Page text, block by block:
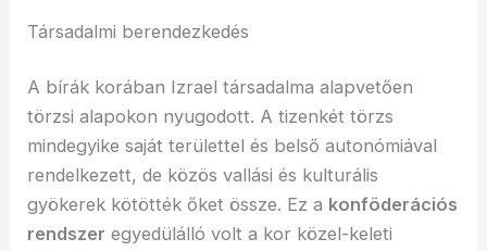
Társadalmi berendezkedés
A bírák korában Izrael társadalma alapvetően
törzsi alapokon nyugodott. A tizenkét törzs
mindegyike saját területtel és belső autonómiával
rendelkezett, de közös vallási és kulturális
gyökerek kötötték őket össze. Ez a konföderációs
rendszer egyedülálló volt a kor közel-keleti